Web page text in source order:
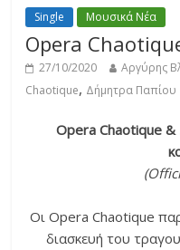
Single Μουσικά Νέα
Opera
27/10/2020 Αργύρης
Chaotique, Δήμητρα Παπίου
Opera Chaotique
Oι Opera Chaotique
διασκευή του